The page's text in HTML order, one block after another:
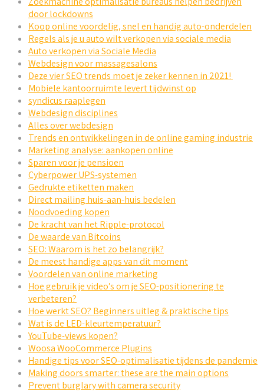
door lockdowns
Koop online voordelig, snel en handig auto-onderdelen
Regels als je u auto wilt verkopen via sociale media
Auto verkopen via Sociale Media
Webdesign voor massagesalons
Deze vier SEO trends moet je zeker kennen in 2021!
Mobiele kantoorruimte levert tijdwinst op
syndicus raaplegen
Webdesign disciplines
Alles over webdesign
Trends en ontwikkelingen in de online gaming industrie
Marketing analyse: aankopen online
Sparen voor je pensioen
Cyberpower UPS-systemen
Gedrukte etiketten maken
Direct mailing huis-aan-huis bedelen
Noodvoeding kopen
De kracht van het Ripple-protocol
De waarde van Bitcoins
SEO: Waarom is het zo belangrijk?
De meest handige apps van dit moment
Voordelen van online marketing
Hoe gebruik je video’s om je SEO-positionering te
verbeteren?
Hoe werkt SEO? Beginners uitleg & praktische tips
Wat is de LED-kleurtemperatuur?
YouTube-views kopen?
Woosa WooCommerce Plugins
Handige tips voor SEO-optimalisatie tijdens de pandemie
Making doors smarter: these are the main options
Prevent burglary with camera security